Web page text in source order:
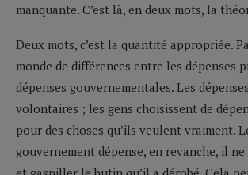
manquante. C’est là, en deux mots, la
Deux mots, c’est la quantité appropriée.
monde de différences entre les dépenses
dépenses gouvernementales. Les
volontaires ; les gens choisissent de
pour des choses qu’ils veulent vraiment.
gouvernement dépense, en revanche, il